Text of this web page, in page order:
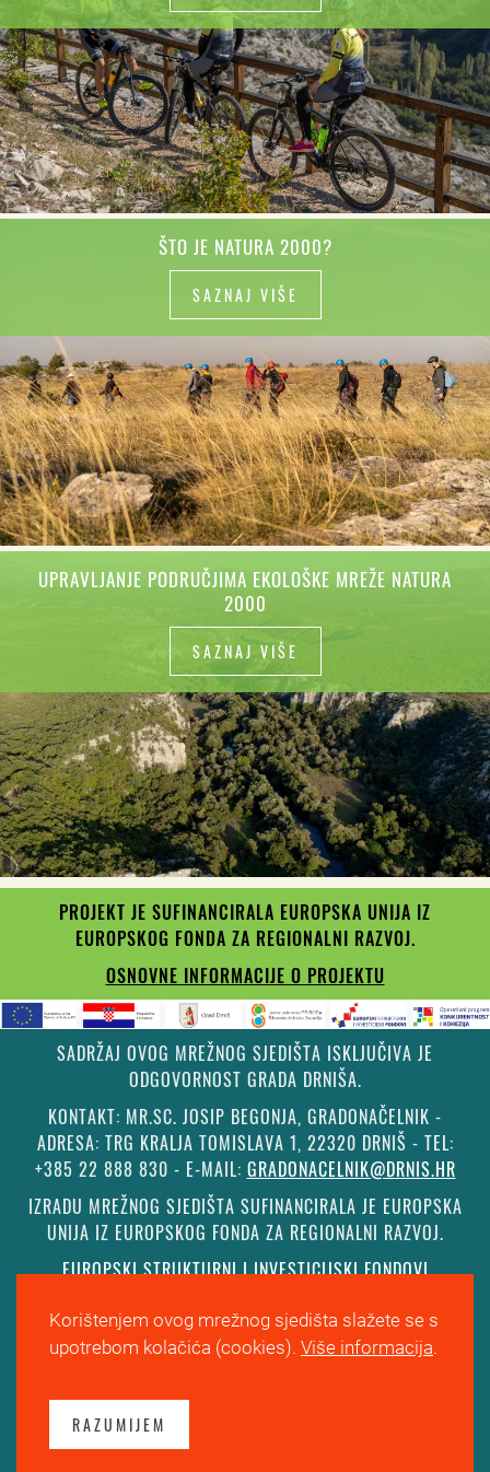
ŠTO JE NATURA 2000?
SAZNAJ VIŠE
UPRAVLJANJE PODRUČJIMA EKOLOŠKE MREŽE NATURA
2000
SAZNAJ VIŠE
PROJEKT JE SUFINANCIRALA EUROPSKA UNIJA IZ
EUROPSKOG FONDA ZA REGIONALNI RAZVOJ.
OSNOVNE INFORMACIJE O PROJEKTU
SADRŽAJ OVOG MREŽNOG SJEDIŠTA ISKLJUČIVA JE
ODGOVORNOST GRADA DRNIŠA.
KONTAKT: MR.SC. JOSIP BEGONJA, GRADONAČELNIK -
ADRESA: TRG KRALJA TOMISLAVA 1, 22320 DRNIŠ - TEL:
+385 22 888 830 - E-MAIL: GRADONACELNIK@DRNIS.HR
IZRADU MREŽNOG SJEDIŠTA SUFINANCIRALA JE EUROPSKA
UNIJA IZ EUROPSKOG FONDA ZA REGIONALNI RAZVOJ.
EUROPSKI STRUKTURNI I INVESTICIJSKI FONDOVI
© Grad Drniš . Sva prava zadržana. Izjava o kolačićima
Digitalna pristupačnost
. Izrada, hosting i održavanje
Korištenjem ovog mrežnog sjedišta slažete se s
upotrebom kolačića (cookies). Više informacija.
RAZUMIJEM